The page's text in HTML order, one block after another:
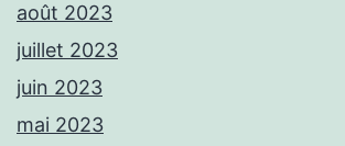
août 2023
juillet 2023
juin 2023
mai 2023